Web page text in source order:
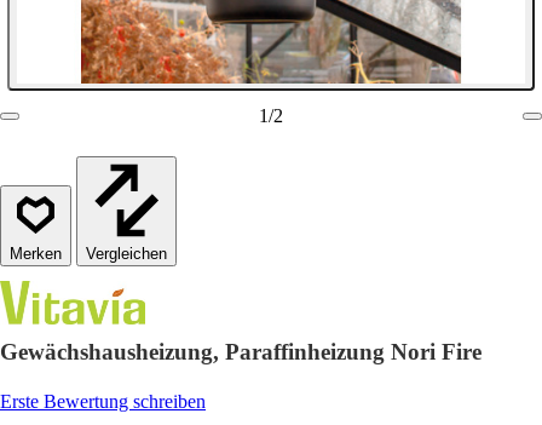
1/2
Vergleichen
Gewächshausheizung, Paraffinheizung Nori Fire
Erste Bewertung schreiben